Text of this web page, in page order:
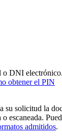
o DNI electrónico.
obtener el PIN
su solicitud la
escaneada.
admitidos.